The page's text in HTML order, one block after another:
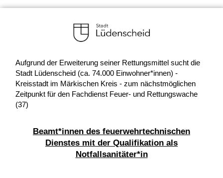
Aufgrund der Erweiterung seiner Rettungsmittel sucht die
Stadt Lüdenscheid (ca. 74.000 Einwohner*innen) -
Kreisstadt im Märkischen Kreis - zum nächstmöglichen
Zeitpunkt für den Fachdienst Feuer- und Rettungswache
(37)
Beamt*innen des feuerwehrtechnischen
Dienstes mit der Qualifikation als
Notfallsanitäter*in